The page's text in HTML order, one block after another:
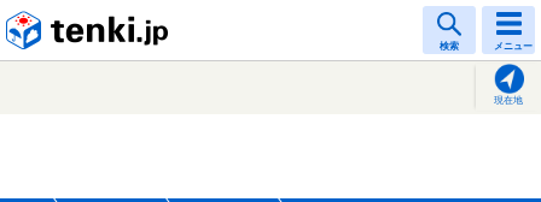
検索 メニュー
現在地